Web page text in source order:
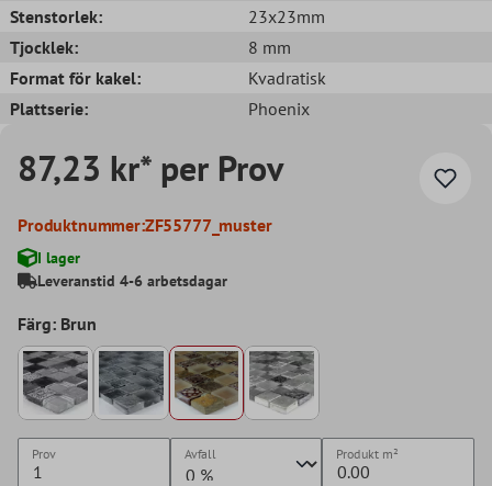
Stenstorlek:
23x23mm
Tjocklek:
8 mm
Format för kakel:
Kvadratisk
Plattserie:
Phoenix
87,23 kr* per Prov
Produktnummer:ZF55777_muster
I lager
Leveranstid 4-6 arbetsdagar
Färg: Brun
Prov Avfall Produkt m²